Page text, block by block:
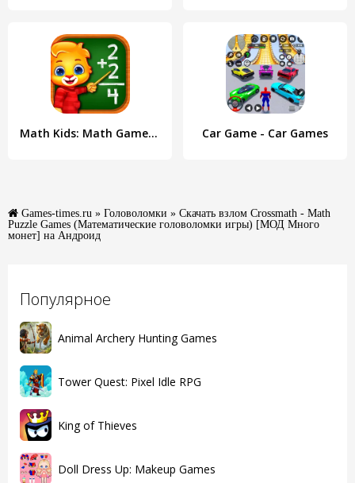
Популярное
Animal Archery Hunting Games
Tower Quest: Pixel Idle RPG
King of Thieves
Doll Dress Up: Makeup Games
Math Kids: Math Games For Kids Car Game - Car Games
Games-times.ru » Головоломки » Скачать взлом Crossmath - Math
Puzzle Games (Математические головоломки игры) [МОД Много
монет] на Андроид